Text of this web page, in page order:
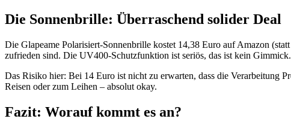
Die Sonnenbrille: Überraschend solider Deal
Die Glapeame Polarisiert-Sonnenbrille kostet 14,38 Euro auf Amazon
zufrieden sind. Die UV400-Schutzfunktion ist seriös, das ist kein Gimmick.
Das Risiko hier: Bei 14 Euro ist nicht zu erwarten, dass die Verarbeitung
Reisen oder zum Leihen – absolut okay.
Fazit: Worauf kommt es an?